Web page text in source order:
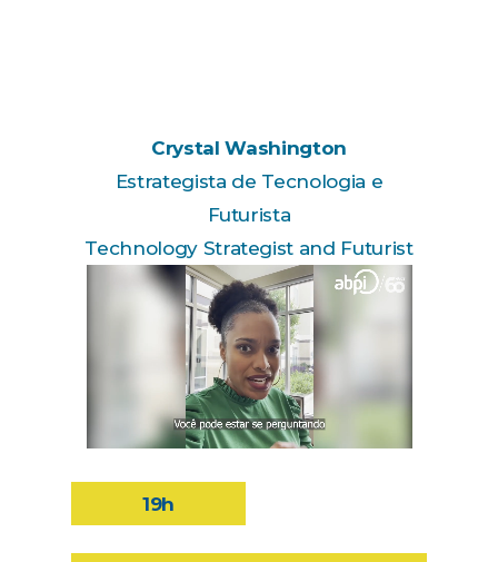
Crystal Washington
Estrategista de Tecnologia e
Futurista
Technology Strategist and Futurist
19h